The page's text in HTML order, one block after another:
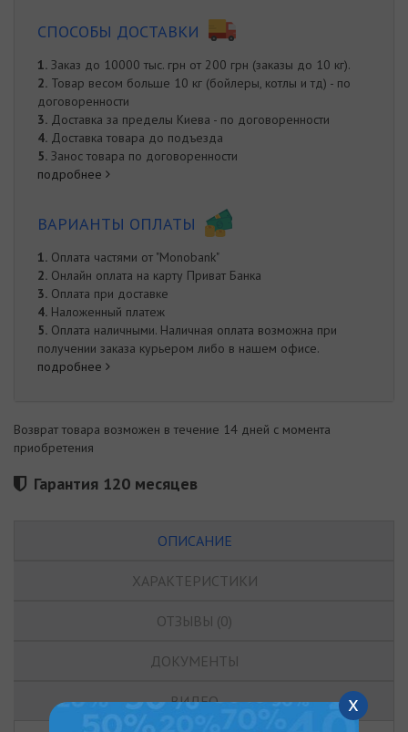
СПОСОБЫ ДОСТАВКИ
1. Заказ до 10000 тыс. грн от 200 грн (заказы до 10 кг).
2. Товар весом больше 10 кг (бойлеры, котлы и тд) - по
договоренности
3. Доставка за пределы Киева - по договоренности
4. Доставка товара до подъезда
5. Занос товара по договоренности
подробнее
ВАРИАНТЫ ОПЛАТЫ
1. Оплата частями от "Monobank"
2. Онлайн оплата на карту Приват Банка
3. Оплата при доставке
4. Наложенный платеж
5. Оплата наличными. Наличная оплата возможна при
получении заказа курьером либо в нашем офисе.
подробнее
Возврат товара возможен в течение 14 дней с момента
приобретения
Гарантия 120 месяцев
ОПИСАНИЕ
ХАРАКТЕРИСТИКИ
ОТЗЫВЫ (0)
ДОКУМЕНТЫ
ВИДЕО x